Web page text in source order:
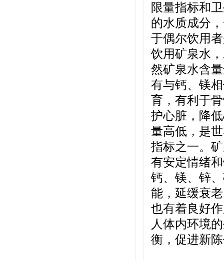
限量指标和
的水质成分
于偶尔饮用
饮用矿泉水
然矿泉水含
有与钙、镁
育，有利于
护心脏，降
量高低，是
指标之一。
有安定情绪
钙、镁、锌
能，延缓衰
也有着良好
人体内环境
衡，促进新